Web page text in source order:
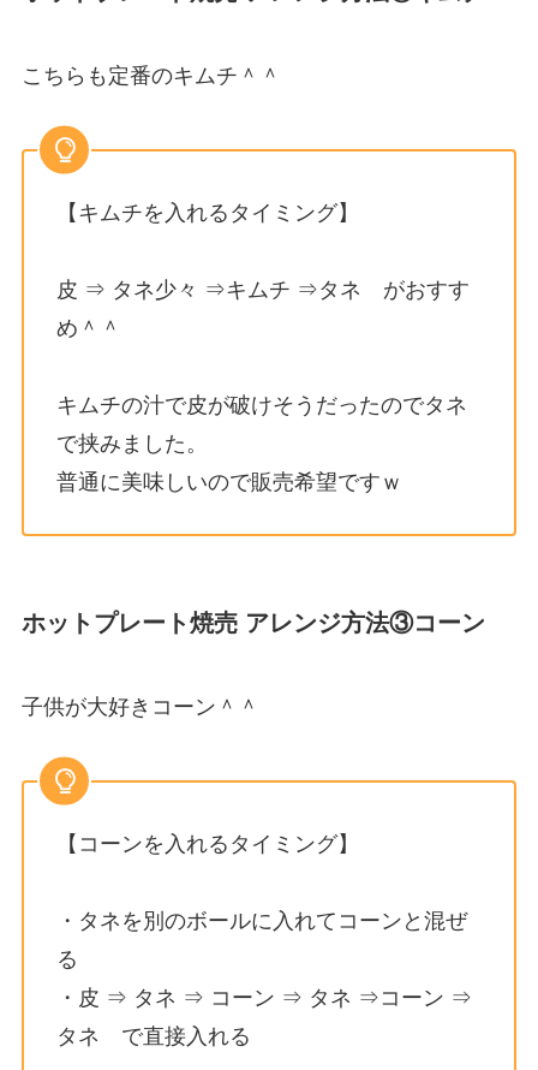
こちらも定番のキムチ＾＾
【キムチを入れるタイミング】
皮 ⇒ タネ少々 ⇒キムチ ⇒タネ がおすす
め＾＾
キムチの汁で皮が破けそうだったのでタネ
で挟みました。
普通に美味しいので販売希望ですｗ
ホットプレート焼売 アレンジ方法③コーン
子供が大好きコーン＾＾
【コーンを入れるタイミング】
・タネを別のボールに入れてコーンと混ぜ
る
・皮 ⇒ タネ ⇒ コーン ⇒ タネ ⇒コーン ⇒
タネ で直接入れる